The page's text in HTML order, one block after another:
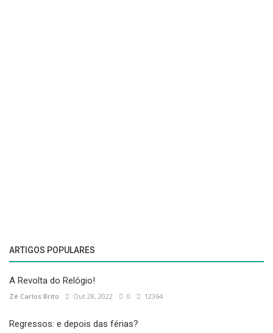
ARTIGOS POPULARES
A Revolta do Relógio!
Zé Carlos Brito Out 28, 2022 0 12364
Regressos: e depois das férias?